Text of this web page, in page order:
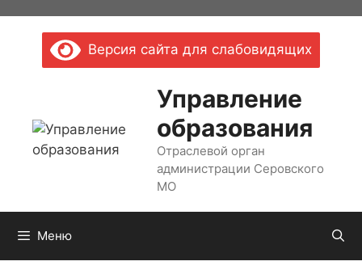
содержимомуВерсия сайта для слабовидящих
Управление
образования
Отраслевой орган
администрации Серовского
МО
Меню